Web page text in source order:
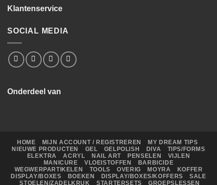
Klantenservice
SOCIAL MEDIA
Onderdeel van
HOME MIJN ACCOUNT / REGISTREREN
MY DREAM TIPS
NIEUWE PRODUCTEN
GEL GELPOLISH DIVA
TIPS/FORMS
ELEKTRA
ACRYL NAIL ART PENSELEN
VIJLEN
MANICURE
VLOEISTOFFEN
BARBICIDE
WEGWERPARTIKELEN
TOOLS OVERIG MOYRA
KOFFER
DISPLAY/BOXES
BOEKEN DISPLAY/BOXES/KOFFERS
SALE
STOELEN/ZADELKRUK
STARTERSETS GROEPSLESSEN